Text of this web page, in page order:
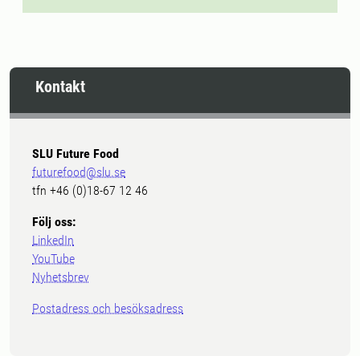
Kontakt
SLU Future Food
futurefood@slu.se
tfn +46 (0)18-67 12 46
Följ oss:
LinkedIn
YouTube
Nyhetsbrev
Postadress och besöksadress